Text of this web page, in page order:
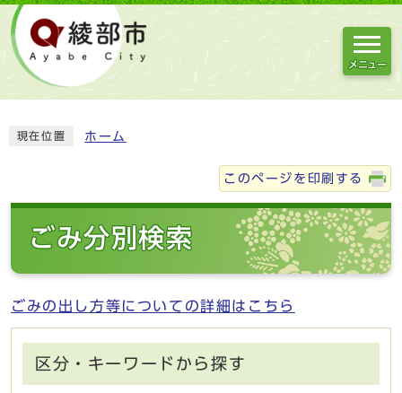
メニュー
現在位置 ホーム
このページを印刷する
ごみ分別検索
ごみの出し方等についての詳細はこちら
区分・キーワードから探す